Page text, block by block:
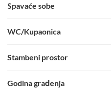
Spavaće sobe
WC/Kupaonica
Stambeni prostor
Godina građenja